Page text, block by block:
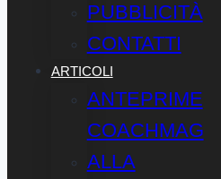
PUBBLICITÀ
CONTATTI
ARTICOLI
ANTEPRIME
COACHMAG
ALLA